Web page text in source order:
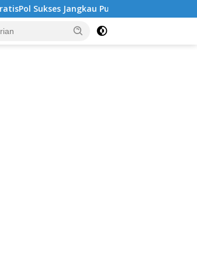
Ribu Mahasiswa, Kampus Diminta